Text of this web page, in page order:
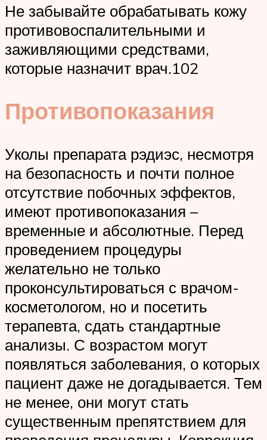
Не забывайте обрабатывать кожу
противовоспалительными и
заживляющими средствами,
которые назначит врач.102
Противопоказания
Уколы препарата рэдиэс, несмотря
на безопасность и почти полное
отсутствие побочных эффектов,
имеют противопоказания –
временные и абсолютные. Перед
проведением процедуры
желательно не только
проконсультироваться с врачом-
косметологом, но и посетить
терапевта, сдать стандартные
анализы. С возрастом могут
появляться заболевания, о которых
пациент даже не догадывается. Тем
не менее, они могут стать
существенным препятствием для